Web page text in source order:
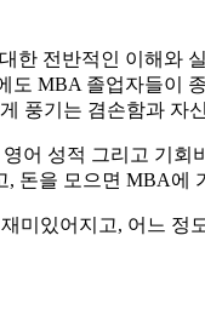
전반적인 이해와
MBA 졸업자들이
풍기는 겸손함과 자
성적 그리고 기
돈을 모으면 MBA에
미있어지고, 어느